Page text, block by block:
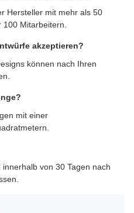
Hersteller mit mehr als 50
Mitarbeitern.
akzeptieren?
können nach Ihren
mit einer
von 30 Tagen nach